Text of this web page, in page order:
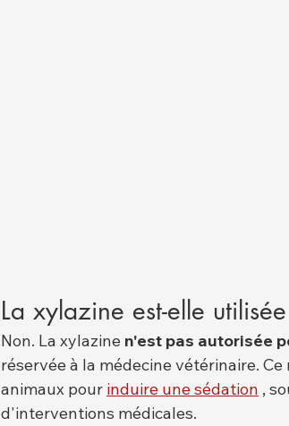
La xylazine est-elle
Non. La xylazine n'est pas autorisée
réservée à la médecine vétérinaire.
animaux pour induire une sédation ,
d'interventions médicales.